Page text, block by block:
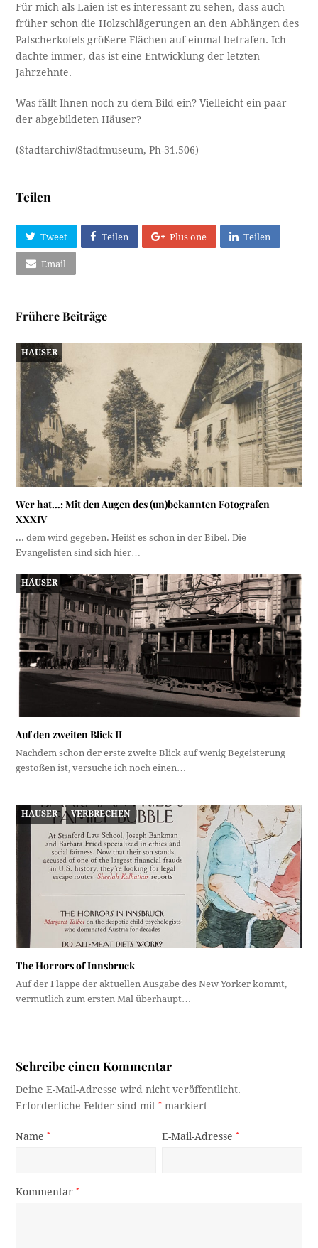
Für mich als Laien ist es interessant zu sehen, dass auch
früher schon die Holzschlägerungen an den Abhängen des
Patscherkofels größere Flächen auf einmal betrafen. Ich
dachte immer, das ist eine Entwicklung der letzten
Jahrzehnte.
Was fällt Ihnen noch zu dem Bild ein? Vielleicht ein paar
der abgebildeten Häuser?
(Stadtarchiv/Stadtmuseum, Ph-31.506)
Teilen
Tweet Teilen Plus one Teilen
Email
Frühere Beiträge
HÄUSER
Wer hat…: Mit den Augen des (un)bekannten Fotografen
XXXIV
... dem wird gegeben. Heißt es schon in der Bibel. Die
Evangelisten sind sich hier…
HÄUSER
Auf den zweiten Blick II
Nachdem schon der erste zweite Blick auf wenig Begeisterung
gestoßen ist, versuche ich noch einen…
HÄUSER VERBRECHEN
The Horrors of Innsbruck
Auf der Flappe der aktuellen Ausgabe des New Yorker kommt,
vermutlich zum ersten Mal überhaupt…
Schreibe einen Kommentar
Deine E-Mail-Adresse wird nicht veröffentlicht.
Erforderliche Felder sind mit* markiert
Name* E-Mail-Adresse*
Kommentar*